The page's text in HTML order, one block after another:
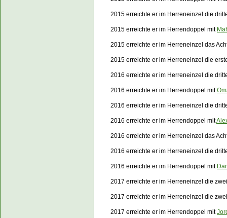
2015 erreichte er im Herreneinzel die
2015 erreichte er im Herrendoppel mit
2015 erreichte er im Herreneinzel das
2015 erreichte er im Herreneinzel die
2016 erreichte er im Herreneinzel die
2016 erreichte er im Herrendoppel mit
2016 erreichte er im Herreneinzel die
2016 erreichte er im Herrendoppel mit
2016 erreichte er im Herreneinzel das
2016 erreichte er im Herreneinzel die
2016 erreichte er im Herrendoppel mit
2017 erreichte er im Herreneinzel die
2017 erreichte er im Herreneinzel die
2017 erreichte er im Herrendoppel mit